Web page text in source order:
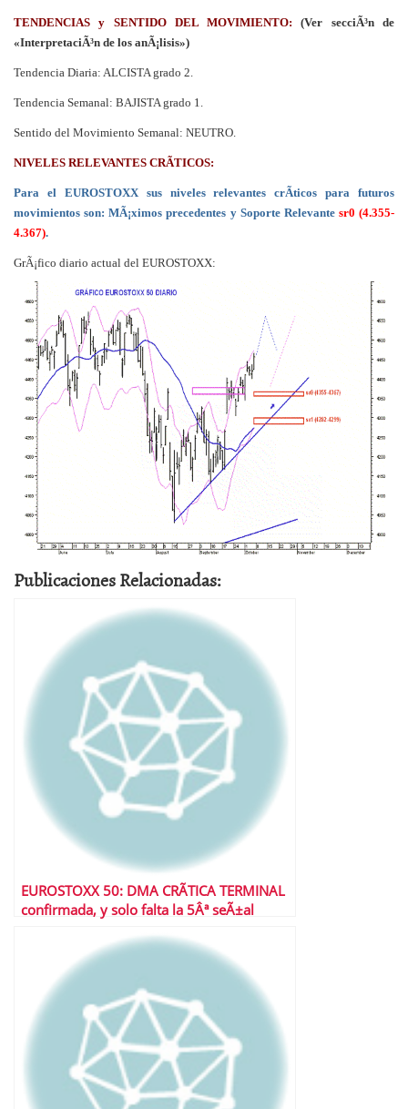
TENDENCIAS y SENTIDO DEL MOVIMIENTO:(Ver secciÃ³n de
«InterpretaciÃ³n de los anÃ¡lisis»)
Tendencia Diaria: ALCISTA grado 2.
Tendencia Semanal: BAJISTA grado 1.
Sentido del Movimiento Semanal: NEUTRO.
NIVELES RELEVANTES CRÃTICOS:
Para el EUROSTOXX sus niveles relevantes crÃ­ticos para futuros
movimientos son: MÃ¡ximos precedentes y Soporte Relevante sr0 (4.355-
4.367).
GrÃ¡fico diario actual del EUROSTOXX:
Publicaciones Relacionadas:
EUROSTOXX 50: DMA CRÃTICA TERMINAL
confirmada, y solo falta la 5Âª seÃ±al